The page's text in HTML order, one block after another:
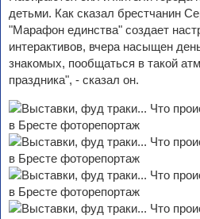
детьми. Как сказал брестчанин
"Марафон единства" создает
интерактивов, вчера насыщен
знакомых, пообщаться в такой
праздника", - сказал он.